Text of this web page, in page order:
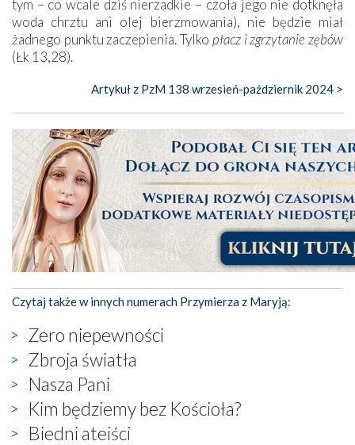
tym – co wcale dziś nierzadkie – czoła jego nie dotknęła
woda chrztu ani olej bierzmowania), nie będzie miał
żadnego punktu zaczepienia. Tylko płacz i zgrzytanie zębów
(Łk 13,28).
Artykuł z PzM 138 wrzesień-październik 2024 >
Czytaj także w innych numerach Przymierza z Maryją:
Zero niepewności
Zbroja światła
Nasza Pani
Kim będziemy bez Kościoła?
Biedni ateiści